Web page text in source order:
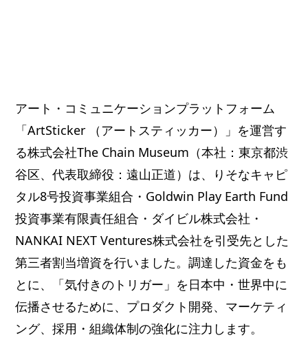
アート・コミュニケーションプラットフォーム
「ArtSticker （アートスティッカー）」を運営す
る株式会社The Chain Museum（本社：東京都渋
谷区、代表取締役：遠山正道）は、りそなキャピ
タル8号投資事業組合・Goldwin Play Earth Fund
投資事業有限責任組合・ダイビル株式会社・
NANKAI NEXT Ventures株式会社を引受先とした
第三者割当増資を行いました。調達した資金をも
とに、「気付きのトリガー」を日本中・世界中に
伝播させるために、プロダクト開発、マーケティ
ング、採用・組織体制の強化に注力します。